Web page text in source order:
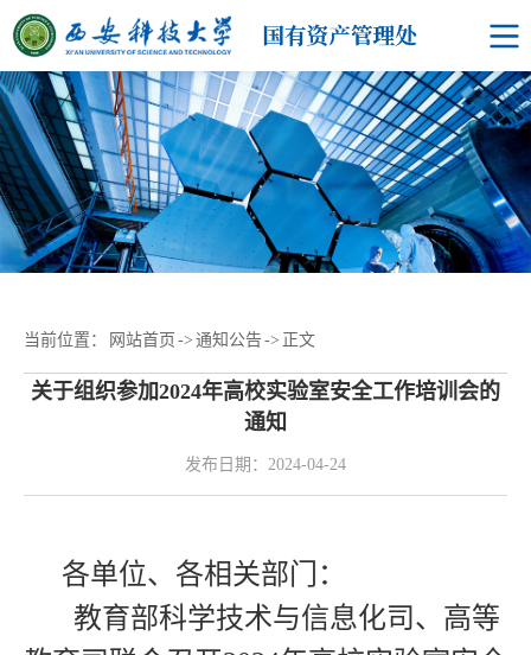
当前位置： 网站首页 -> 通知公告-> 正文
关于组织参加2024年高校实验室安全工作培训会的
通知
发布日期：2024-04-24
各单位、各相关部门：
教育部科学技术与信息化司、高等